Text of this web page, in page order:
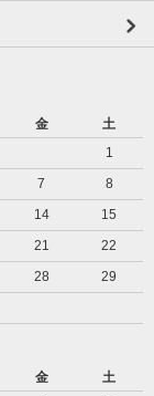
金
土
1
7
8
14
15
21
22
28
29
金
土